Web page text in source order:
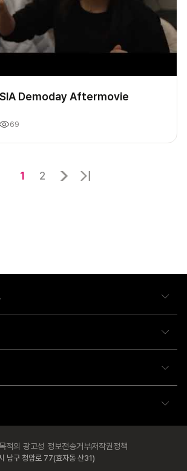
Demoday Aftermovie
69
1 2
남구 청암로 77(효자동 산31)
적의 광고성 정보전송거부저작권정책